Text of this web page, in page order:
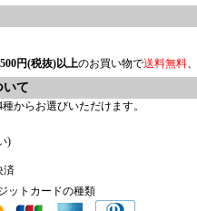
円(税抜)以上のお買い物で送料無料、
いて
からお選びいただけます。
)
済
ットカードの種類